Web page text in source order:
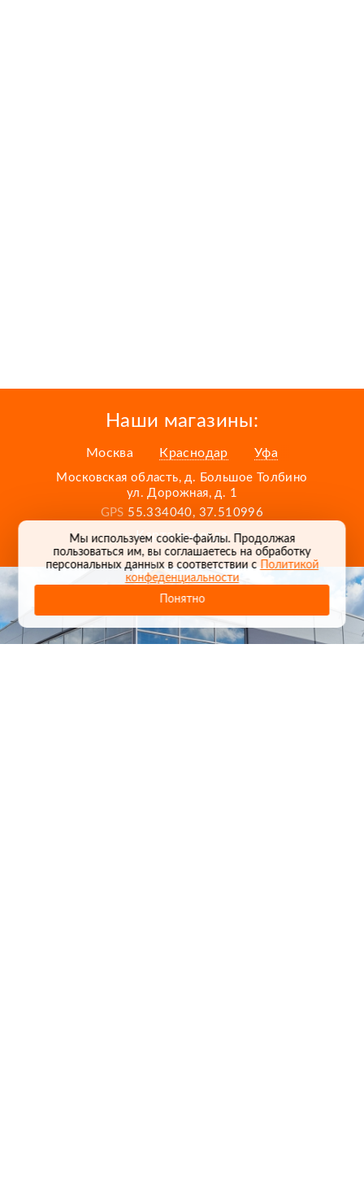
Наши магазины:
Москва Краснодар Уфа
Московская область, д. Большое Толбино
ул. Дорожная, д. 1
GPS 55.334040, 37.510996
Карта проезда
Мы используем cookie-файлы. Продолжая
пользоваться им, вы соглашаетесь на обработку
персональных данных в соответствии сПолитикой
конфеденциальности
Понятно